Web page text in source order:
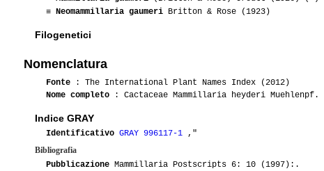
≡ Neomammillaria gaumeri Britton & Rose (1923)
Filogenetici
Nomenclatura
Fonte : The International Plant Names Index (2012)
Nome completo : Cactaceae Mammillaria heyderi
Indice GRAY
Identificativo GRAY 996117-1 ,"
Bibliografia
Pubblicazione Mammillaria Postscripts 6: 10 (1997):.